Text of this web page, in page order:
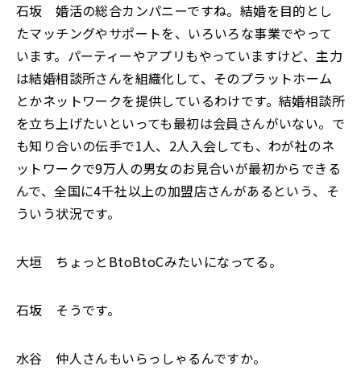
石坂 婚活の総合カンパニーですね。結婚を目的とし
たマッチングやサポートを、いろいろな事業でやって
います。パーティーやアプリもやっていますけど、主力
は結婚相談所さんを組織化して、そのプラットホーム
とかネットワークを提供しているわけです。結婚相談所
を立ち上げたいといっても最初は会員さんがいない。で
も知り合いの伝手で1人、2人入会しても、わが社のネ
ットワークで9万人の男女のお見合いが最初からできる
んで、全国に4千社以上の加盟店さんがあるという、そ
ういう状況です。
大垣 ちょっとBtoBtoCみたいになってる。
石坂 そうです。
水谷 仲人さんもいらっしゃるんですか。